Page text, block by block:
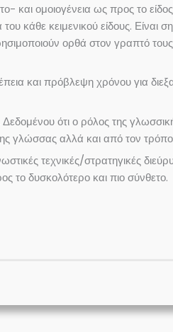
και ομοιογένεια ως προς το
κάθε κειμενικού είδους. Είναι
ορθά στον γραπτό
και πρόβλεψη χρόνου για
ότι ο ρόλος της
γλώσσας αλλά και από τον
τεχνικές/στρατηγικές
το δυσκολότερο και πιο σύνθετο.